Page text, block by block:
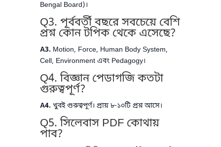
Bengal Board)।
Q3. পূর্ববর্তী বছরে সবচেয়ে বেশি
প্রশ্ন কোন টপিক থেকে এসেছে?
A3.Motion, Force, Human Body System,
Cell, Environment এবং Pedagogy।
Q4. বিজ্ঞান পেডাগজি কতটা
গুরুত্বপূর্ণ?
A4.খুবই গুরুত্বপূর্ণ। প্রায় ৮-১০টি প্রশ্ন আসে।
Q5. সিলেবাস PDF কোথায়
পাব?